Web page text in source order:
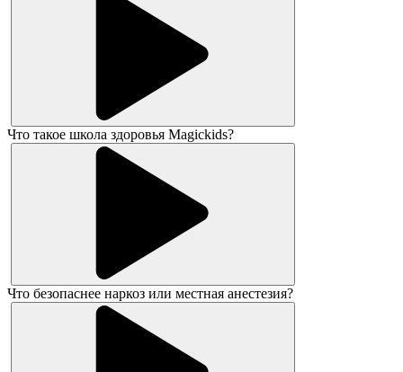
Что такое школа здоровья Magickids?
Что безопаснее наркоз или местная анестезия?